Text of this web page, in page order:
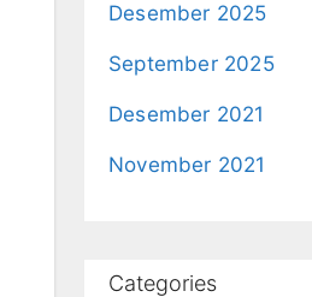
Desember 2025
September 2025
Desember 2021
November 2021
Categories